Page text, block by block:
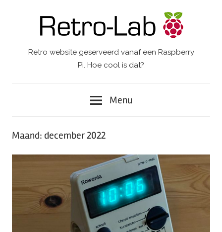
Retro-
Retro website geserveerd vanaf een Raspberry
Pi. Hoe cool is dat?
Menu
Maand: december 2022